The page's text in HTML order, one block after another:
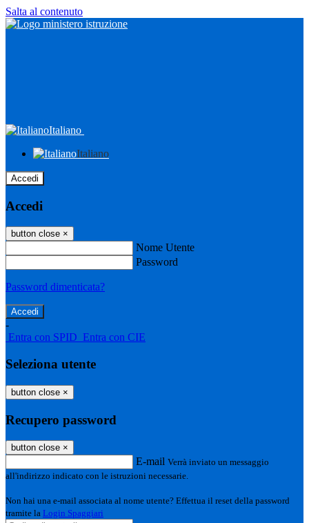
Salta al contenuto
Italiano
Italiano
Accedi
Accedi
button close ×
Nome Utente
Password
Password dimenticata?
-
Entra con SPID Entra con CIE
Seleziona utente
button close ×
Recupero password
button close ×
E-mail Verrà inviato un messaggio
all'indirizzo indicato con le istruzioni necessarie.
Non hai una e-mail associata al nome utente? Effettua il reset della password
tramite la Login Spaggiari